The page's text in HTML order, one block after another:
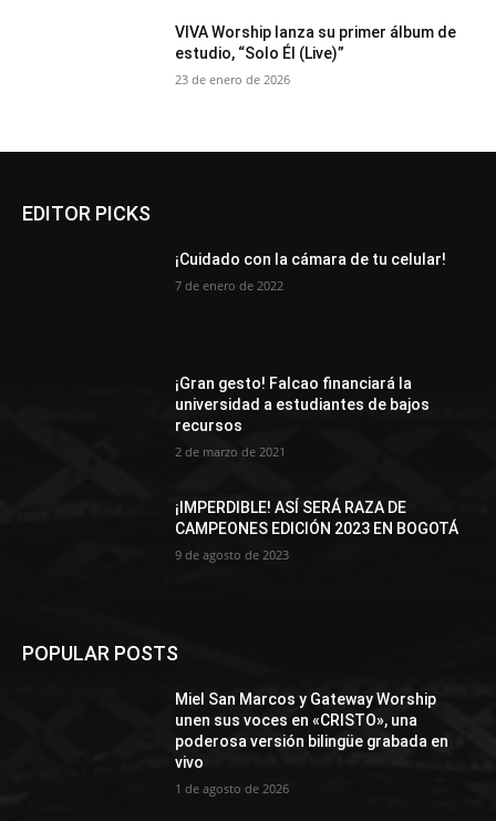
VIVA Worship lanza su primer álbum de
estudio, “Solo Él (Live)”
23 de enero de 2026
EDITOR PICKS
¡Cuidado con la cámara de tu celular!
7 de enero de 2022
¡Gran gesto! Falcao financiará la
universidad a estudiantes de bajos
recursos
2 de marzo de 2021
¡IMPERDIBLE! ASÍ SERÁ RAZA DE
CAMPEONES EDICIÓN 2023 EN BOGOTÁ
9 de agosto de 2023
POPULAR POSTS
Miel San Marcos y Gateway Worship
unen sus voces en «CRISTO», una
poderosa versión bilingüe grabada en
vivo
1 de agosto de 2026